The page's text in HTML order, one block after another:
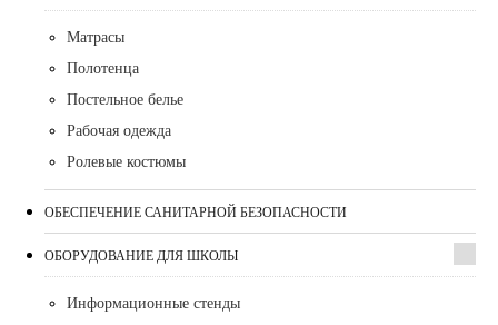
Матрасы
Полотенца
Постельное белье
Рабочая одежда
Ролевые костюмы
ОБЕСПЕЧЕНИЕ САНИТАРНОЙ БЕЗОПАСНОСТИ
ОБОРУДОВАНИЕ ДЛЯ ШКОЛЫ
Информационные стенды